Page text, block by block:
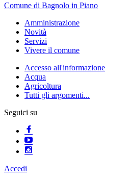
Comune di Bagnolo in Piano
Amministrazione
Novità
Servizi
Vivere il comune
Accesso all'informazione
Acqua
Agricoltura
Tutti gli argomenti...
Seguici su
Accedi